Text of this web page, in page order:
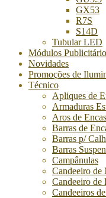
GX53
R7S
S14D
Tubular LED
Módulos
Novidades
Promoções de
Técnico
Apliques de
Armaduras
Aros de
Barras de
Barras p/
Barras
Campânulas
Candeeiro de
Candeeiro de
Candeeiros